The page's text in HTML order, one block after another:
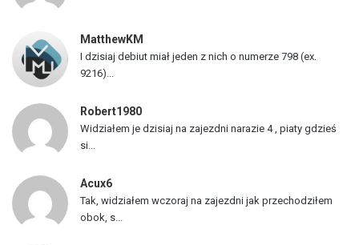
w
MatthewKM
I dzisiaj debiut miał jeden z nich o numerze 798 (ex.
9216)...
Robert1980
Widziałem je dzisiaj na zajezdni narazie 4 , piaty gdzieś
si...
Acux6
Tak, widziałem wczoraj na zajezdni jak przechodziłem
obok, s...